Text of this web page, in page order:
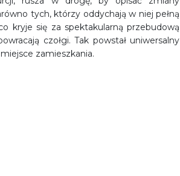
tych, którzy oddychają w niej pełną
kryje się za spektakularną przebudową
czołgi. Tak powstał uniwersalny
zamieszkania.